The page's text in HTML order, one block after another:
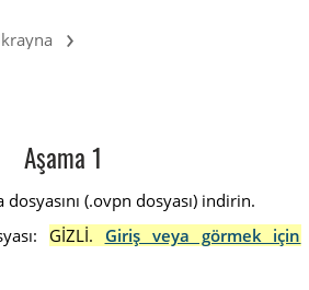
›
Aşama 1
dosyasını (.ovpn dosyası) indirin.
GİZLİ. Giriş veya görmek için